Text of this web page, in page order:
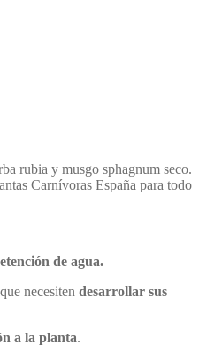
rubia y musgo sphagnum seco.
Carnívoras España para todo
de agua.
necesiten desarrollar sus
a la planta.